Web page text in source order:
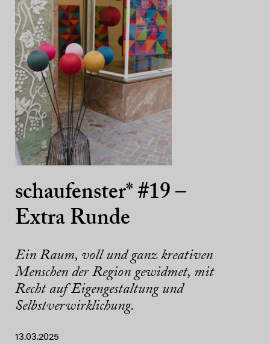
schaufenster* #19 –
Extra Runde
Ein Raum, voll und ganz kreativen
Menschen der Region gewidmet, mit
Recht auf Eigengestaltung und
Selbstverwirklichung.
13.03.2025